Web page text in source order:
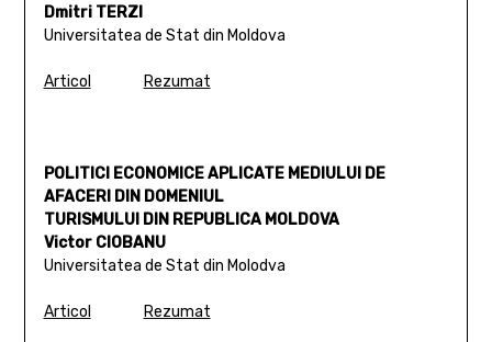
Dmitri TERZI
Universitatea de Stat din Moldova
Articol Rezumat
POLITICI ECONOMICE APLICATE MEDIULUI DE
AFACERI DIN DOMENIUL
TURISMULUI DIN REPUBLICA MOLDOVA
Victor CIOBANU
Universitatea de Stat din Molodva
Articol Rezumat